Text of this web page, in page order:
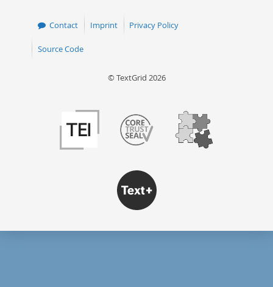
Contact Imprint Privacy Policy
Source Code
© TextGrid 2026